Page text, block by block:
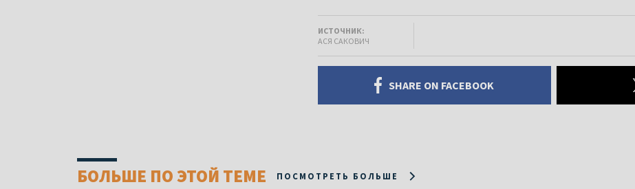
ИСТОЧНИК:
АСЯ САКОВИЧ
SHARE ON FACEBOOK
БОЛЬШЕ ПО ЭТОЙ ТЕМЕ ПОСМОТРЕТЬ БОЛЬШЕ